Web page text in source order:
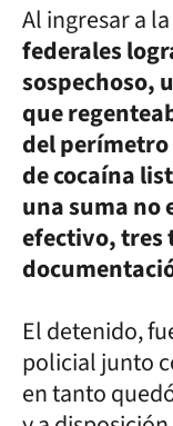
Al ingresar a
federales
sospechoso,
que
del
de cocaína
una suma no
efectivo, tres
El detenido,
policial junto
en tanto